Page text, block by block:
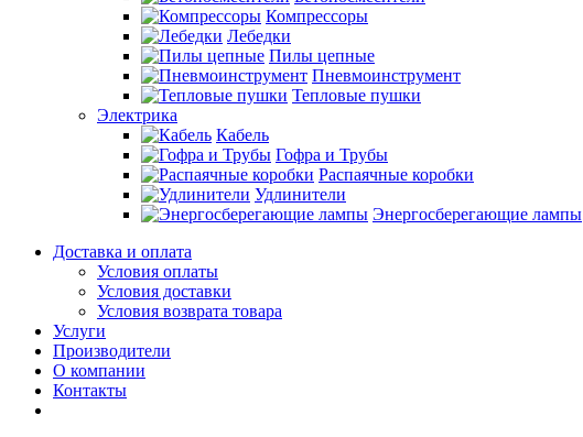
Компрессоры
Лебедки
Пилы цепные
Пневмоинструмент
Тепловые пушки
Электрика
Кабель
Гофра и Трубы
Распаячные коробки
Удлинители
Энергосберегающие лампы
Доставка и оплата
Условия оплаты
Условия доставки
Условия возврата товара
Услуги
Производители
О компании
Контакты